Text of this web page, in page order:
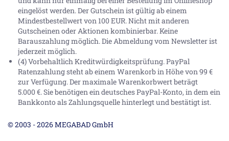
eingelöst werden. Der Gutschein ist gültig ab einem
Mindestbestellwert von 100 EUR. Nicht mit anderen
Gutscheinen oder Aktionen kombinierbar. Keine
Barauszahlung möglich. Die Abmeldung vom Newsletter ist
jederzeit möglich.
(4) Vorbehaltlich Kreditwürdigkeitsprüfung. PayPal
Ratenzahlung steht ab einem Warenkorb in Höhe von99 €
zur Verfügung. Der maximale Warenkorbwert beträgt
5.000 €. Sie benötigen ein deutsches PayPal-Konto, in dem ein
Bankkonto als Zahlungsquelle hinterlegt und bestätigt ist.
© 2003 - 2026 MEGABAD GmbH